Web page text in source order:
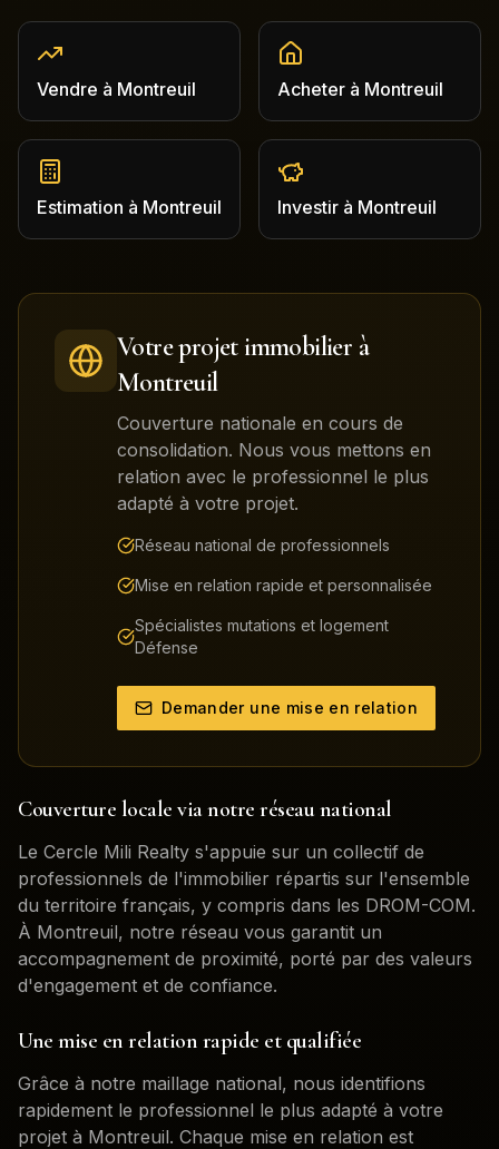
Vendre à Montreuil Acheter à Montreuil
Estimation à Montreuil Investir à Montreuil
Votre projet immobilier à
Montreuil
Couverture nationale en cours de
consolidation. Nous vous mettons en
relation avec le professionnel le plus
adapté à votre projet.
Réseau national de professionnels
Mise en relation rapide et personnalisée
Spécialistes mutations et logement
Défense
Demander une mise en relation
Couverture locale via notre réseau national
Le Cercle Mili Realty s'appuie sur un collectif de
professionnels de l'immobilier répartis sur l'ensemble
du territoire français, y compris dans les DROM-COM.
À Montreuil, notre réseau vous garantit un
accompagnement de proximité, porté par des valeurs
d'engagement et de confiance.
Une mise en relation rapide et qualifiée
Grâce à notre maillage national, nous identifions
rapidement le professionnel le plus adapté à votre
projet à Montreuil. Chaque mise en relation est